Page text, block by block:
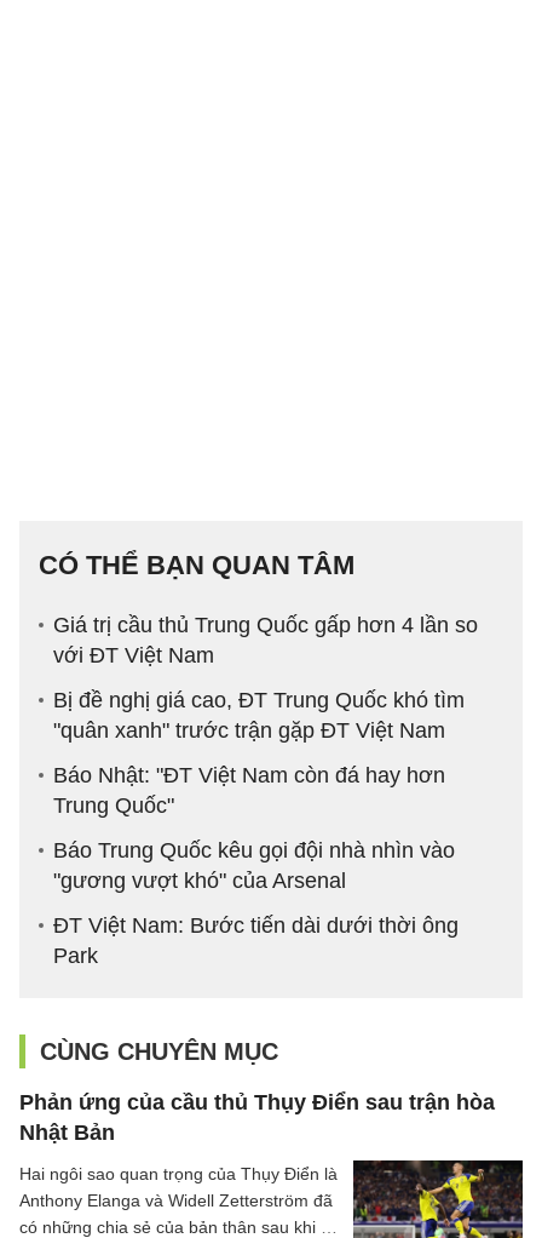
CÓ THỂ BẠN QUAN TÂM
Giá trị cầu thủ Trung Quốc gấp hơn 4 lần so
với ĐT Việt Nam
Bị đề nghị giá cao, ĐT Trung Quốc khó tìm
"quân xanh" trước trận gặp ĐT Việt Nam
Báo Nhật: "ĐT Việt Nam còn đá hay hơn
Trung Quốc"
Báo Trung Quốc kêu gọi đội nhà nhìn vào
"gương vượt khó" của Arsenal
ĐT Việt Nam: Bước tiến dài dưới thời ông
Park
CÙNG CHUYÊN MỤC
Phản ứng của cầu thủ Thụy Điển sau trận hòa
Nhật Bản
Hai ngôi sao quan trọng của Thụy Điển là
Anthony Elanga và Widell Zetterström đã
có những chia sẻ của bản thân sau khi có